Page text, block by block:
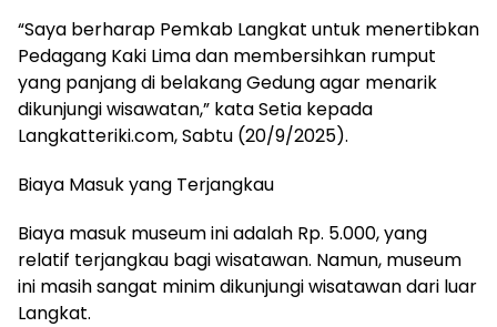
“Saya berharap Pemkab Langkat untuk menertibkan
Pedagang Kaki Lima dan membersihkan rumput
yang panjang di belakang Gedung agar menarik
dikunjungi wisawatan,” kata Setia kepada
Langkatteriki.com, Sabtu (20/9/2025).
Biaya Masuk yang Terjangkau
Biaya masuk museum ini adalah Rp. 5.000, yang
relatif terjangkau bagi wisatawan. Namun, museum
ini masih sangat minim dikunjungi wisatawan dari luar
Langkat.